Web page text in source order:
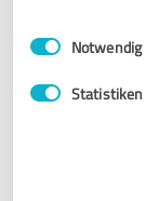
Impressum
Einwilligungsauswahl
Notwendig
Statistiken
persönlich sehr
Wenn jemand
ist er/ sie bei